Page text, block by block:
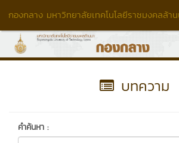
กองกลาง มหาวิทยาลัยเทคโนโลยีราชมงคลล้า
บทความ
คำค้นหา :